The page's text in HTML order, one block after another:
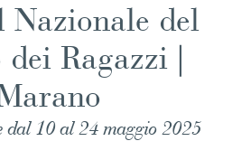
Nazionale del
Ragazzi |
10 al 24 maggio 2025